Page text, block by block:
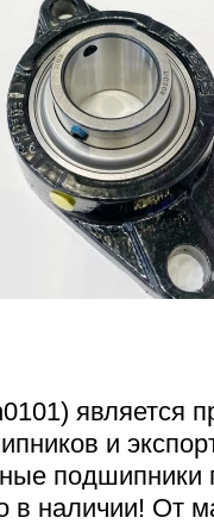
является
и
подшипники
в наличии! От